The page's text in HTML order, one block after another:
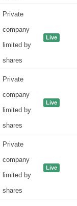
Private
company
limited by
shares
Live
Private
company
limited by
shares
Live
Private
company
limited by
shares
Live